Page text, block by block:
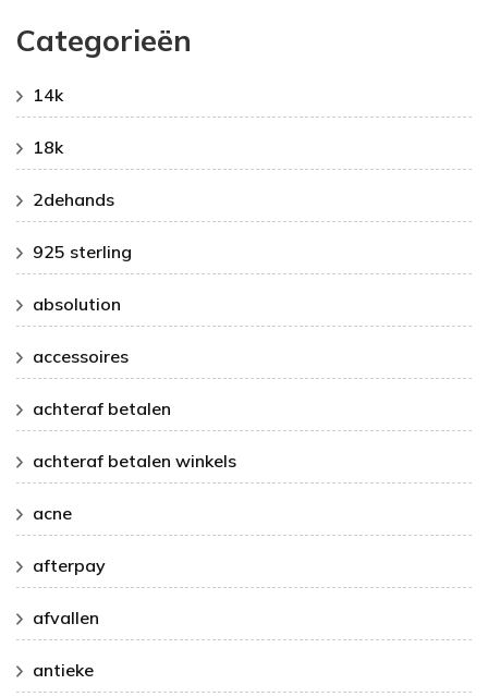
Categorieën
14k
18k
2dehands
925 sterling
absolution
accessoires
achteraf betalen
achteraf betalen winkels
acne
afterpay
afvallen
antieke